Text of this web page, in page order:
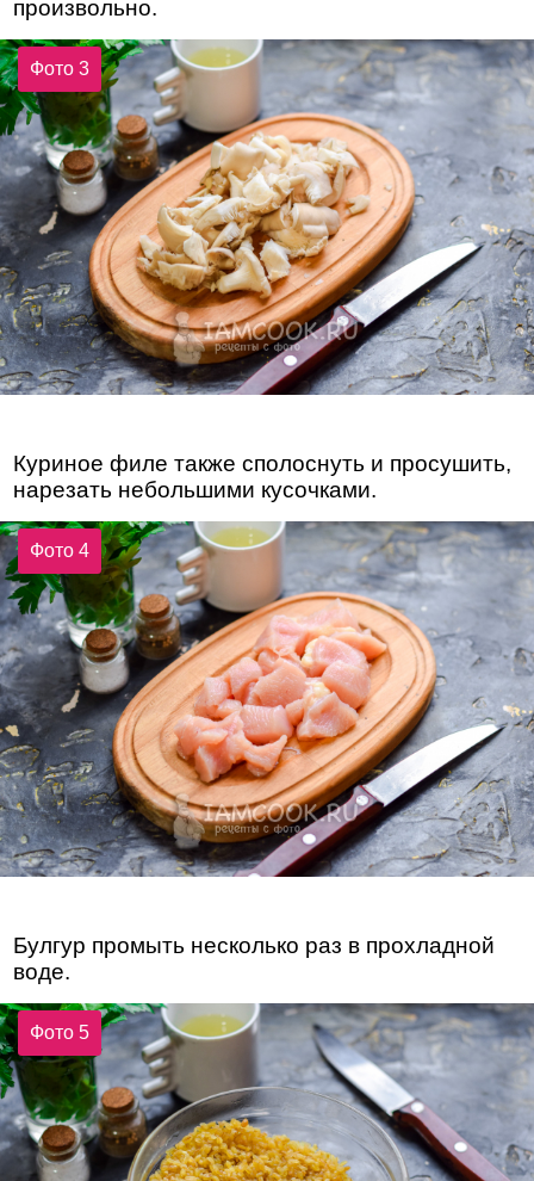
произвольно.
Фото 3
Куриное филе также сполоснуть и просушить,
нарезать небольшими кусочками.
Фото 4
Булгур промыть несколько раз в прохладной
воде.
Фото 5